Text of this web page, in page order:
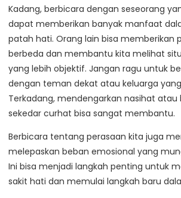
Kadang, berbicara dengan seseorang
dapat memberikan banyak manfaat
patah hati. Orang lain bisa memberikan
berbeda dan membantu kita melihat
yang lebih objektif. Jangan ragu untuk
dengan teman dekat atau keluarga
Terkadang, mendengarkan nasihat atau
sekedar curhat bisa sangat membantu.
Berbicara tentang perasaan kita juga
melepaskan beban emosional yang
Ini bisa menjadi langkah penting untuk
sakit hati dan memulai langkah baru